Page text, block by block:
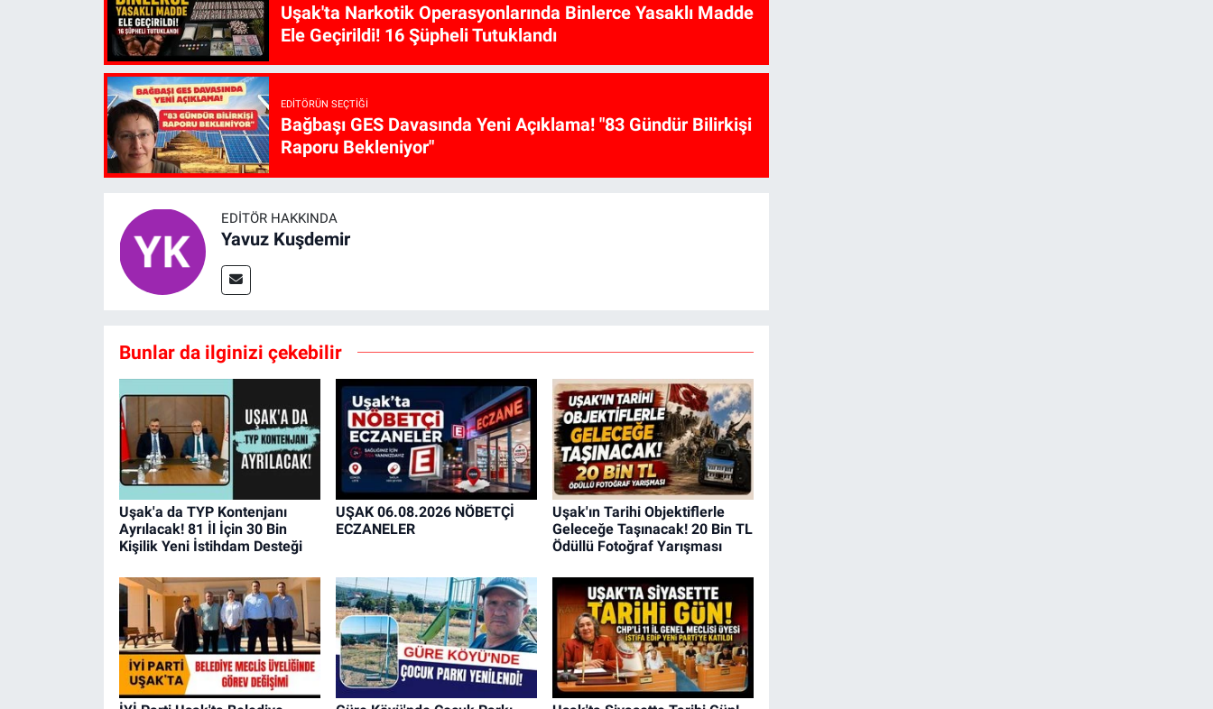
Uşak'ta Narkotik Operasyonlarında Binlerce Yasaklı Madde
Ele Geçirildi! 16 Şüpheli Tutuklandı
EDITÖRÜN SEÇTIĞI
Bağbaşı GES Davasında Yeni Açıklama! "83 Gündür Bilirkişi
Raporu Bekleniyor"
EDITÖR HAKKINDA
Yavuz Kuşdemir
Bunlar da ilginizi çekebilir
Uşak'a da TYP Kontenjanı
Ayrılacak! 81 İl İçin 30 Bin
Kişilik Yeni İstihdam Desteği
UŞAK 06.08.2026 NÖBETÇİ
ECZANELER
Uşak'ın Tarihi Objektiflerle
Geleceğe Taşınacak! 20 Bin TL
Ödüllü Fotoğraf Yarışması